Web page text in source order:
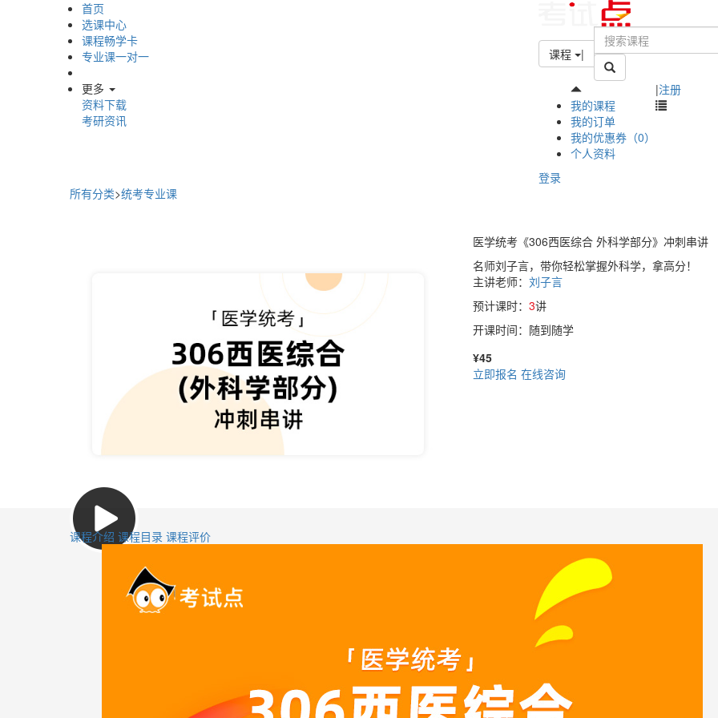
首页
选课中心
课程畅学卡
专业课一对一
更多
资料下载
考研资讯
课程 |
我的课程
我的订单
我的优惠券（0）
个人资料
登录
|注册
所有分类>统考专业课
医学统考《306西医综合 外科学部分》冲刺串讲
名师刘子言，带你轻松掌握外科学，拿高分！
主讲老师： 刘子言
预计课时： 3讲
开课时间：随到随学
¥45
立即报名 在线咨询
课程介绍 课程目录 课程评价